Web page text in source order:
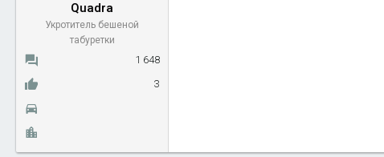
Quadra
Укротитель бешеной
табуретки
1 648
3